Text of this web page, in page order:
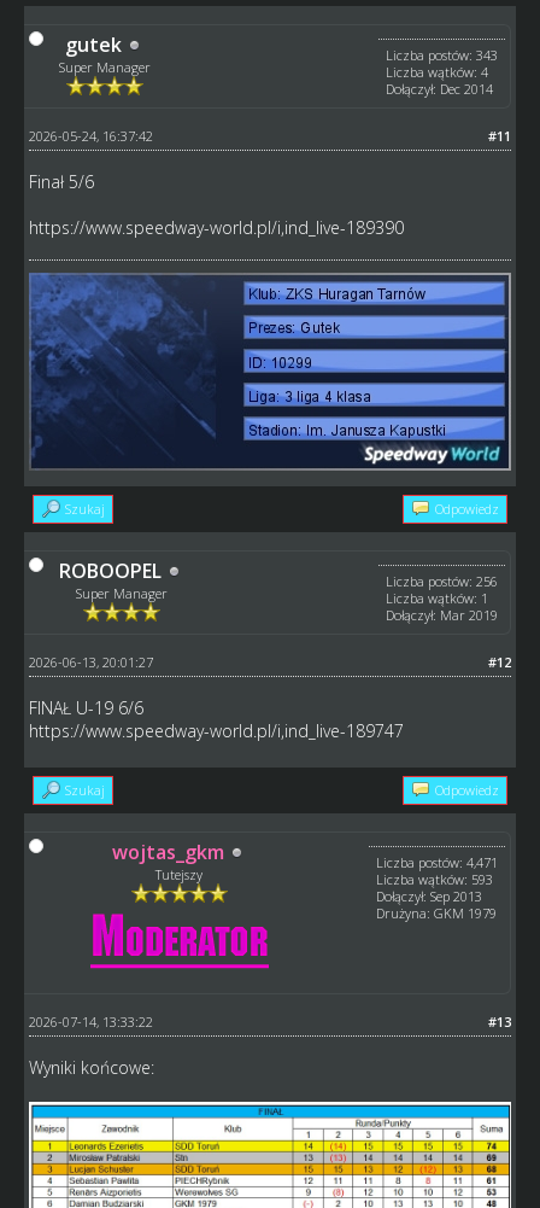
gutek
Super Manager
Liczba postów: 343
Liczba wątków: 4
Dołączył: Dec 2014
#11
2026-05-24, 16:37:42
Finał 5/6
https://www.speedway-world.pl/i,ind_live-189390
Szukaj Odpowiedz
ROBOOPEL
Super Manager
Liczba postów: 256
Liczba wątków: 1
Dołączył: Mar 2019
#12
2026-06-13, 20:01:27
FINAŁ U-19 6/6
https://www.speedway-world.pl/i,ind_live-189747
Szukaj Odpowiedz
wojtas_gkm
Tutejszy
Liczba postów: 4,471
Liczba wątków: 593
Dołączył: Sep 2013
Drużyna: GKM 1979
#13
2026-07-14, 13:33:22
Wyniki końcowe: